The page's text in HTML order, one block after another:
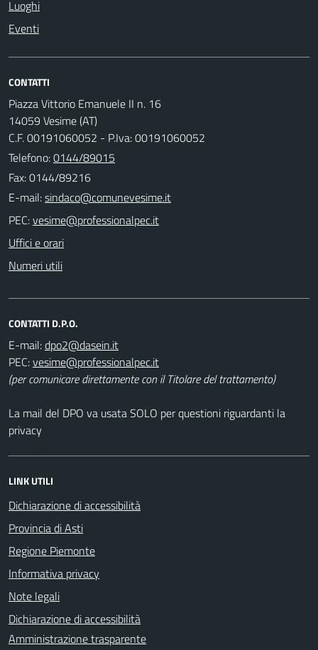
Luoghi
Eventi
CONTATTI
Piazza Vittorio Emanuele II n. 16
14059 Vesime (AT)
C.F. 00191060052 - P.Iva: 00191060052
Telefono:0144/89015
Fax: 0144/89216
E-mail:
PEC:
Uffici e orari
Numeri utili
CONTATTI D.P.O.
E-mail:
PEC:
(per comunicare direttamente con il Titolare del trattamento)
La mail del DPO va usata SOLO per questioni riguardanti la
privacy
LINK UTILI
Dichiarazione di accessibilità
Provincia di Asti
Regione Piemonte
Informativa privacy
Note legali
Dichiarazione di accessibilità
Amministrazione trasparente